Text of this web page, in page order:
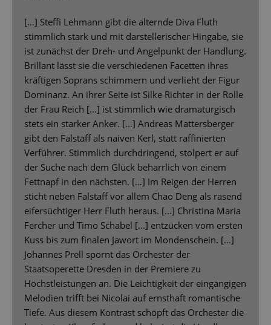
[…] Steffi Lehmann gibt die alternde Diva Fluth
stimmlich stark und mit darstellerischer Hingabe, sie
ist zunächst der Dreh- und Angelpunkt der Handlung.
Brillant lässt sie die verschiedenen Facetten ihres
kräftigen Soprans schimmern und verlieht der Figur
Dominanz. An ihrer Seite ist Silke Richter in der Rolle
der Frau Reich […] ist stimmlich wie dramaturgisch
stets ein starker Anker. […] Andreas Mattersberger
gibt den Falstaff als naiven Kerl, statt raffinierten
Verführer. Stimmlich durchdringend, stolpert er auf
der Suche nach dem Glück beharrlich von einem
Fettnapf in den nächsten. […] Im Reigen der Herren
sticht neben Falstaff vor allem Chao Deng als rasend
eifersüchtiger Herr Fluth heraus. […] Christina Maria
Fercher und Timo Schabel […] entzücken vom ersten
Kuss bis zum finalen Jawort im Mondenschein. […]
Johannes Prell spornt das Orchester der
Staatsoperette Dresden in der Premiere zu
Höchstleistungen an. Die Leichtigkeit der eingängigen
Melodien trifft bei Nicolai auf ernsthaft romantische
Tiefe. Aus diesem Kontrast schöpft das Orchester die